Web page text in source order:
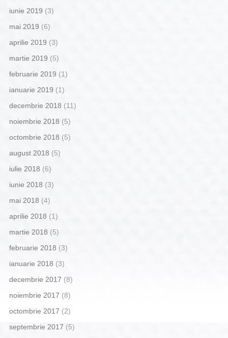
iunie 2019 (3)
mai 2019 (6)
aprilie 2019 (3)
martie 2019 (5)
februarie 2019 (1)
ianuarie 2019 (1)
decembrie 2018 (11)
noiembrie 2018 (5)
octombrie 2018 (5)
august 2018 (5)
iulie 2018 (6)
iunie 2018 (3)
mai 2018 (4)
aprilie 2018 (1)
martie 2018 (5)
februarie 2018 (3)
ianuarie 2018 (3)
decembrie 2017 (8)
noiembrie 2017 (8)
octombrie 2017 (2)
septembrie 2017 (5)